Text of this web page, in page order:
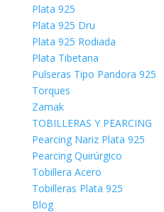
Plata 925
Plata 925 Dru
Plata 925 Rodiada
Plata Tibetana
Pulseras Tipo Pandora 925
Torques
Zamak
TOBILLERAS Y PEARCING
Pearcing Nariz Plata 925
Pearcing Quirúrgico
Tobillera Acero
Tobilleras Plata 925
Blog